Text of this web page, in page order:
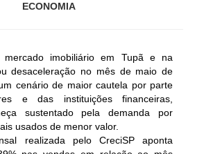
ECONOMIA
imobiliário em Tupã e na
desaceleração no mês de maio de
cenário de maior cautela por parte
e das instituições financeiras,
sustentado pela demanda por
usados de menor valor.
realizada pelo CreciSP aponta